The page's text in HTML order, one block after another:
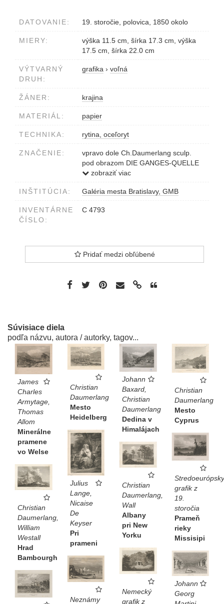
DATOVANIE: 19. storočie, polovica, 1850 okolo
MIERY:
výška 11.5 cm, šírka 17.3 cm, výška
17.5 cm, šírka 22.0 cm
VÝTVARNÝ
DRUH:
grafika › voľná
ŽÁNER: krajina
MATERIÁL: papier
TECHNIKA: rytina, oceľoryt
ZNAČENIE:
vpravo dole Ch.Daumerlang sculp.
pod obrazom DIE GANGES-QUELLE
in Indien
zobraziť viac
INŠTITÚCIA: Galéria mesta Bratislavy, GMB
INVENTÁRNE
ČÍSLO:
C 4793
Pridať medzi obľúbené
Súvisiace diela
podľa názvu, autora / autorky, tagov...
James
Charles
Armytage,
Thomas
Allom
Minerálne
pramene
vo Welse
Christian
Daumerlang
Mesto
Heidelberg
Johann
Baxard,
Christian
Daumerlang
Dedina v
Himalájach
Christian
Daumerlang
Mesto
Cyprus
Julius
Lange,
Nicaise
De
Keyser
Pri
prameni
Stredoeurópsky
grafik z
19.
storočia
Prameň
rieky
Missisipi
Christian
Daumerlang,
Wall
Albany
pri New
Yorku
Christian
Daumerlang,
William
Westall
Hrad
Bambourgh
Nemecký
grafik z
Johann
Georg
Neznámy